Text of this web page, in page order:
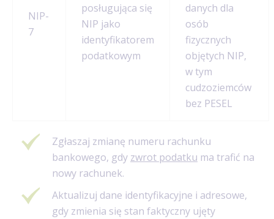
NIP-
7
posługująca się
NIP jako
identyfikatorem
podatkowym
danych dla
osób
fizycznych
objętych NIP,
w tym
cudzoziemców
bez PESEL
Zgłaszaj zmianę numeru rachunku
bankowego, gdy zwrot podatku ma trafić na
nowy rachunek.
Aktualizuj dane identyfikacyjne i adresowe,
gdy zmienia się stan faktyczny ujęty